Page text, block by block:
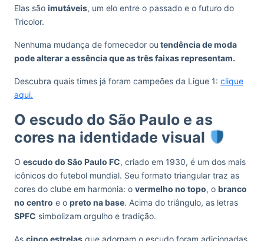
Elas são imutáveis, um elo entre o passado e o futuro do
Tricolor.
Nenhuma mudança de fornecedor ou tendência de moda
pode alterar a essência que as três faixas representam.
Descubra quais times já foram campeões da Ligue 1: clique
aqui.
O escudo do São Paulo e as
cores na identidade visual
O escudo do São Paulo FC, criado em 1930, é um dos mais
icônicos do futebol mundial. Seu formato triangular traz as
cores do clube em harmonia: o vermelho no topo, o branco
no centro e o preto na base. Acima do triângulo, as letras
SPFC simbolizam orgulho e tradição.
As cinco estrelas que adornam o escudo foram adicionadas